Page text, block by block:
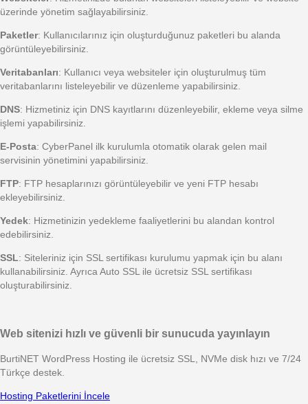
üzerinde yönetim sağlayabilirsiniz.
Paketler: Kullanıcılarınız için oluşturduğunuz paketleri bu alanda
görüntüleyebilirsiniz.
Veritabanları: Kullanıcı veya websiteler için oluşturulmuş tüm
veritabanlarını listeleyebilir ve düzenleme yapabilirsiniz.
DNS: Hizmetiniz için DNS kayıtlarını düzenleyebilir, ekleme veya silme
işlemi yapabilirsiniz.
E-Posta: CyberPanel ilk kurulumla otomatik olarak gelen mail
servisinin yönetimini yapabilirsiniz.
FTP: FTP hesaplarınızı görüntüleyebilir ve yeni FTP hesabı
ekleyebilirsiniz.
Yedek: Hizmetinizin yedekleme faaliyetlerini bu alandan kontrol
edebilirsiniz.
SSL: Siteleriniz için SSL sertifikası kurulumu yapmak için bu alanı
kullanabilirsiniz. Ayrıca Auto SSL ile ücretsiz SSL sertifikası
oluşturabilirsiniz.
Web sitenizi hızlı ve güvenli bir sunucuda yayınlayın
BurtiNET WordPress Hosting ile ücretsiz SSL, NVMe disk hızı ve 7/24
Türkçe destek.
Hosting Paketlerini İncele